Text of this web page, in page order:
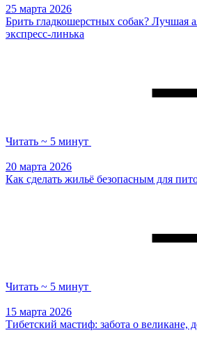
25 марта 2026
Брить гладкошерстных собак? Лучшая
экспресс-линька
Читать ~ 5 минут
20 марта 2026
Как сделать жильё безопасным для
Читать ~ 5 минут
15 марта 2026
Тибетский мастиф: забота о великане,